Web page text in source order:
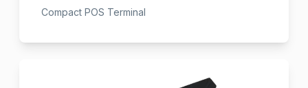
Compact POS Terminal